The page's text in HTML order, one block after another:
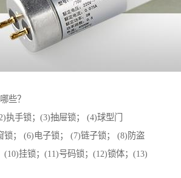
些？
执手锁；(3)抽屉锁； (4)球型门
锁； (6)电子锁； (7)链子锁； (8)防盗
(10)挂锁；(11)号码锁；(12)锁体；(13)